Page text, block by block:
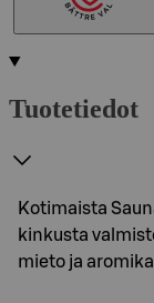
Tuotetiedot
Kotimaista
kinkusta
mieto ja